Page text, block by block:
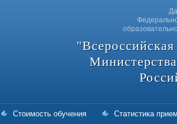
Стоимость обучения Статистика